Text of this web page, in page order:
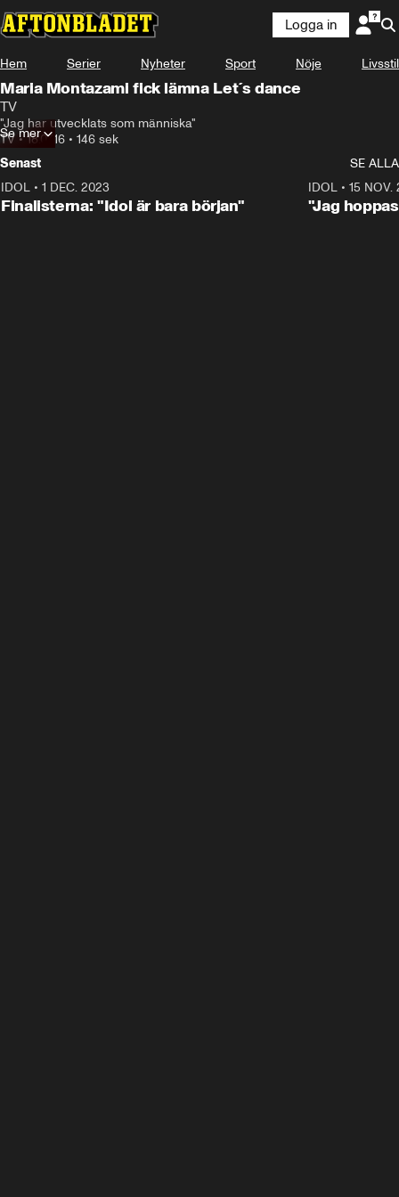
Logga in
Hem Serier Nyheter Sport Nöje Livsstil
Maria Montazami fick lämna Let´s dance
TV
"Jag har utvecklats som människa"
TV •18.07.16 • 146 sek
Se mer
Senast
SE ALLA
IDOL • 1 DEC. 2023
Finalisterna: "Idol är bara början"
IDOL• 15 NOV.
"Jag